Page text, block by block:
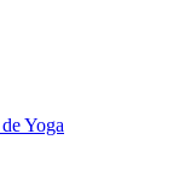
Yoga